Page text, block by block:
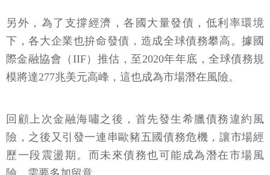
另外，為了支撐經濟，各國大量發債，低利率環境
下，各大企業也拚命發債，造成全球債務攀高。據國
際金融協會（IIF）推估，至2020年年底，全球債務規
模將達277兆美元高峰，這也成為市場潛在風險。
回顧上次金融海嘯之後，首先發生希臘債務違約風
險，之後又引發一連串歐豬五國債務危機，讓市場經
歷一段震盪期。而未來債務也可能成為潛在市場風